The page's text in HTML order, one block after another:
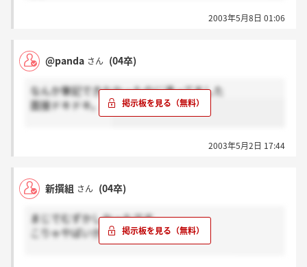
2003年5月8日 01:06
@panda さん (04卒)
なんか筆記できなかったのに通ってました
面接ドキドキ。。
2003年5月2日 17:44
新撰組 さん (04卒)
まじでむずかしかったです。
こりゃやばいかも・・・